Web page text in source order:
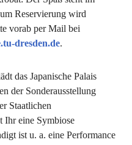
Reservierung wird
vorab per Mail bei
dresden.de.
das Japanische Palais
der Sonderausstellung
Staatlichen
Ihr eine Symbiose
ist u. a. eine Performance